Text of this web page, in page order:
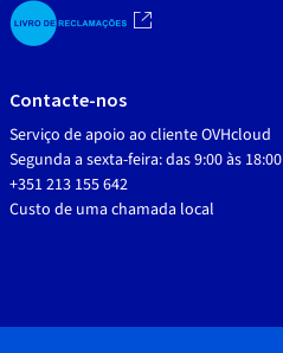
Contacte-nos
Serviço de apoio ao cliente OVHcloud
Segunda a sexta-feira: das 9:00 às 18:00
+351 213 155 642
Custo de uma chamada local